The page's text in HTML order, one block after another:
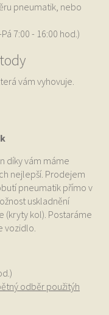
pneumatik, nebo
7:00 - 16:00 hod.)
vám vyhovuje.
díky vám máme
nejlepší. Prodejem
pneumatik přímo v
uskladnění
(kryty kol). Postaráme
vozidlo.
odběr použitýh